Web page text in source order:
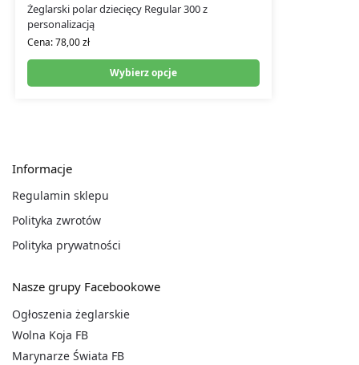
Żeglarski polar dziecięcy Regular 300 z
personalizacją
Cena:78,00zł
Wybierz opcje
Informacje
Regulamin sklepu
Polityka zwrotów
Polityka prywatności
Nasze grupy Facebookowe
Ogłoszenia żeglarskie
Wolna Koja FB
Marynarze Świata FB